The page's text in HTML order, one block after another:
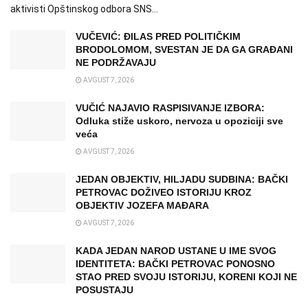
aktivisti Opštinskog odbora SNS...
VUČEVIĆ: ĐILAS PRED POLITIČKIM
BRODOLOMOM, SVESTAN JE DA GA GRAĐANI
NE PODRŽAVAJU
AVGUST 7, 2026
VUČIĆ NAJAVIO RASPISIVANJE IZBORA:
Odluka stiže uskoro, nervoza u opoziciji sve
veća
AVGUST 7, 2026
JEDAN OBJEKTIV, HILJADU SUDBINA: BAČKI
PETROVAC DOŽIVEO ISTORIJU KROZ
OBJEKTIV JOZEFA MAĐARA
AVGUST 7, 2026
KADA JEDAN NAROD USTANE U IME SVOG
IDENTITETA: BAČKI PETROVAC PONOSNO
STAO PRED SVOJU ISTORIJU, KORENI KOJI NE
POSUSTAJU